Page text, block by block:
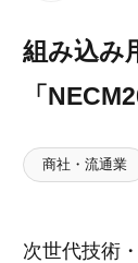
組み込み
「
商社・流通業
次世代技術